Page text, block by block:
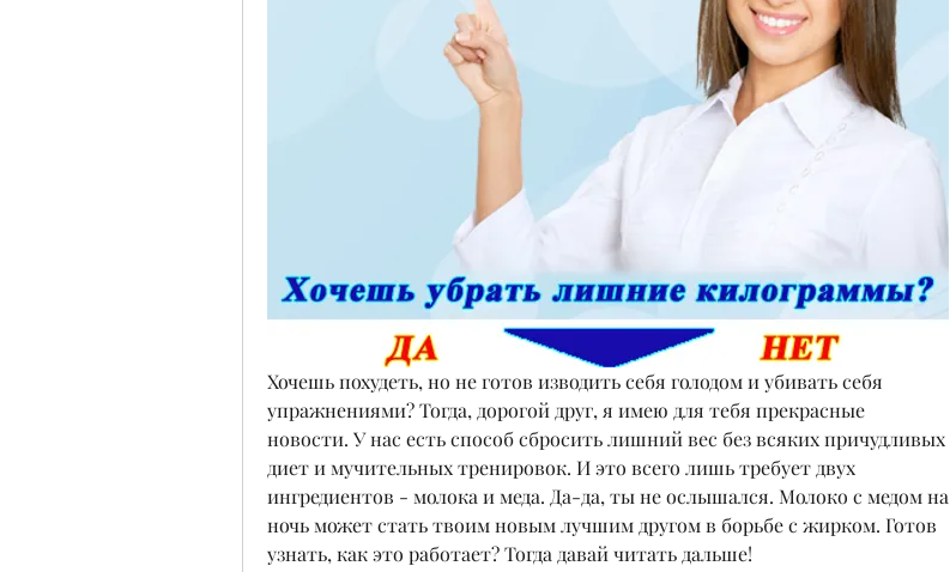
Хочешь похудеть, но не готов изводить себя голодом и убивать себя
упражнениями? Тогда, дорогой друг, я имею для тебя прекрасные
новости. У нас есть способ сбросить лишний вес без всяких причудливых
диет и мучительных тренировок. И это всего лишь требует двух
ингредиентов - молока и меда. Да-да, ты не ослышался. Молоко с медом на
ночь может стать твоим новым лучшим другом в борьбе с жирком. Готов
узнать, как это работает? Тогда давай читать дальше!